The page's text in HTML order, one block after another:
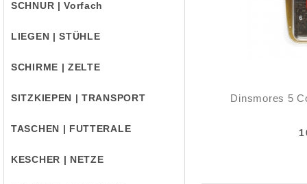
SCHNUR | Vorfach
LIEGEN | STÜHLE
SCHIRME | ZELTE
SITZKIEPEN | TRANSPORT
TASCHEN | FUTTERALE
KESCHER | NETZE
Dinsmores 5